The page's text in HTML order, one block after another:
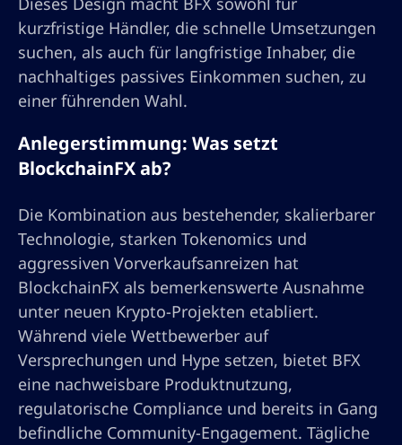
kurzfristige Händler, die schnelle Umsetzungen
suchen, als auch für langfristige Inhaber, die
nachhaltiges passives Einkommen suchen, zu
einer führenden Wahl.
Anlegerstimmung: Was setzt
BlockchainFX ab?
Die Kombination aus bestehender, skalierbarer
Technologie, starken Tokenomics und
aggressiven Vorverkaufsanreizen hat
BlockchainFX als bemerkenswerte Ausnahme
unter neuen Krypto-Projekten etabliert.
Während viele Wettbewerber auf
Versprechungen und Hype setzen, bietet BFX
eine nachweisbare Produktnutzung,
regulatorische Compliance und bereits in Gang
befindliche Community-Engagement. Tägliche